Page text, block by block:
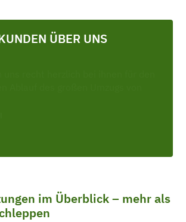
ÜBER UNS
im Überblick – mehr als